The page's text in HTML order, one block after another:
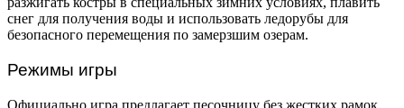
снег для получения воды и использовать ледорубы для
безопасного перемещения по замерзшим озерам.
Режимы игры
Официально игра предлагает песочницу без жестких рамок,